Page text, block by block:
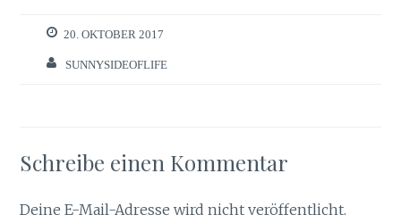
20. OKTOBER 2017
SUNNYSIDEOFLIFE
Schreibe einen Kommentar
Deine E-Mail-Adresse wird nicht veröffentlicht.